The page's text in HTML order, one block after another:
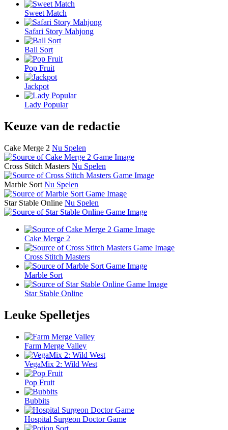
Sweet Match
Safari Story Mahjong
Ball Sort
Pop Fruit
Jackpot
Lady Popular
Keuze van de redactie
Cake Merge 2 Nu Spelen
Cross Stitch Masters Nu Spelen
Marble Sort Nu Spelen
Star Stable Online Nu Spelen
Cake Merge 2
Cross Stitch Masters
Marble Sort
Star Stable Online
Leuke Spelletjes
Farm Merge Valley
VegaMix 2: Wild West
Pop Fruit
Bubbits
Hospital Surgeon Doctor Game